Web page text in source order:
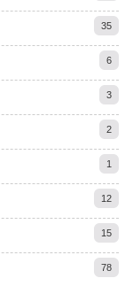
35
6
3
2
1
12
15
78